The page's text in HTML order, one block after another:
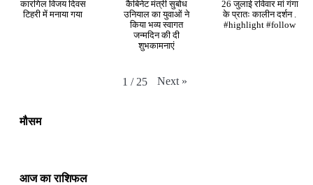
कारगिल विजय दिवस
टिहरी में मनाया गया
कैबिनेट मंत्री सुबोध
उनियाल का युवाओं ने
किया भव्य स्वागत
जन्मदिन की दी
शुभकामनाएं
26 जुलाई रविवार मां गंगा
के प्रातः कालीन दर्शन .
#highlight #follow
1 / 25 Next »
मौसम
आज का राशिफल